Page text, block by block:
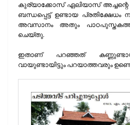
കുര്യാക്കോസ് ഏലിയാസ് അച്ചന്റെ
ബന്ധപ്പെട്ട് ഉണ്ടായ പ്രതിക്ഷേധം
അവസാനം അതും
ചെയ്തു.
ഇതാണ് പറഞ്ഞത്
വായുണ്ടായിട്ടും പറയാത്തവരും